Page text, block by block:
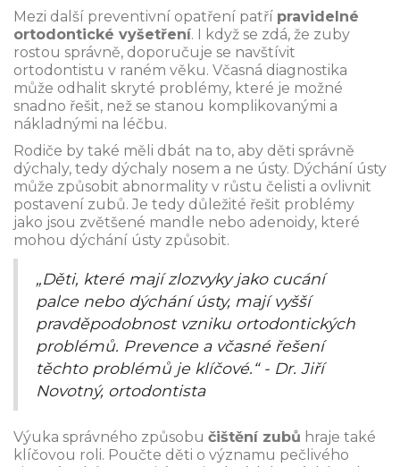
Mezi další preventivní opatření patří pravidelné
ortodontické vyšetření. I když se zdá, že zuby
rostou správně, doporučuje se navštívit
ortodontistu v raném věku. Včasná diagnostika
může odhalit skryté problémy, které je možné
snadno řešit, než se stanou komplikovanými a
nákladnými na léčbu.
Rodiče by také měli dbát na to, aby děti správně
dýchaly, tedy dýchaly nosem a ne ústy. Dýchání ústy
může způsobit abnormality v růstu čelisti a ovlivnit
postavení zubů. Je tedy důležité řešit problémy
jako jsou zvětšené mandle nebo adenoidy, které
mohou dýchání ústy způsobit.
„Děti, které mají zlozvyky jako cucání
palce nebo dýchání ústy, mají vyšší
pravděpodobnost vzniku ortodontických
problémů. Prevence a včasné řešení
těchto problémů je klíčové.“ - Dr. Jiří
Novotný, ortodontista
Výuka správného způsobu čištění zubů hraje také
klíčovou roli. Poučte děti o významu pečlivého